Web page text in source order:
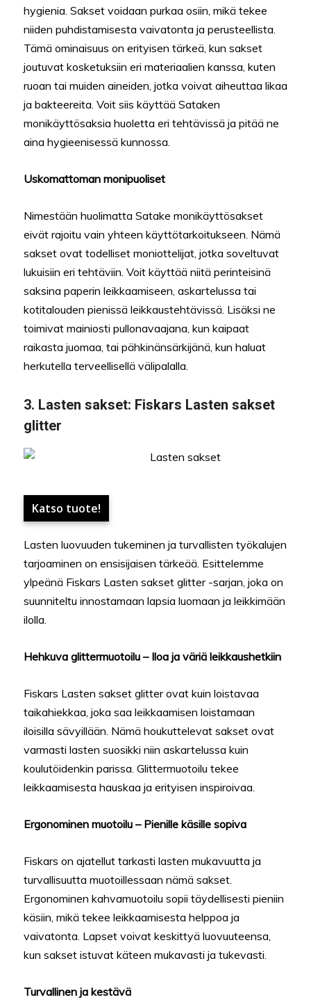
hygienia. Sakset voidaan purkaa osiin, mikä tekee
niiden puhdistamisesta vaivatonta ja perusteellista.
Tämä ominaisuus on erityisen tärkeä, kun sakset
joutuvat kosketuksiin eri materiaalien kanssa, kuten
ruoan tai muiden aineiden, jotka voivat aiheuttaa likaa
ja bakteereita. Voit siis käyttää Sataken
monikäyttösaksia huoletta eri tehtävissä ja pitää ne
aina hygieenisessä kunnossa.
Uskomattoman monipuoliset
Nimestään huolimatta Satake monikäyttösakset
eivät rajoitu vain yhteen käyttötarkoitukseen. Nämä
sakset ovat todelliset moniottelijat, jotka soveltuvat
lukuisiin eri tehtäviin. Voit käyttää niitä perinteisinä
saksina paperin leikkaamiseen, askartelussa tai
kotitalouden pienissä leikkaustehtävissä. Lisäksi ne
toimivat mainiosti pullonavaajana, kun kaipaat
raikasta juomaa, tai pähkinänsärkijänä, kun haluat
herkutella terveellisellä välipalalla.
3. Lasten sakset: Fiskars Lasten sakset
glitter
Katso tuote!
Lasten luovuuden tukeminen ja turvallisten työkalujen
tarjoaminen on ensisijaisen tärkeää. Esittelemme
ylpeänä Fiskars Lasten sakset glitter -sarjan, joka on
suunniteltu innostamaan lapsia luomaan ja leikkimään
ilolla.
Hehkuva glittermuotoilu – Iloa ja väriä leikkaushetkiin
Fiskars Lasten sakset glitter ovat kuin loistavaa
taikahiekkaa, joka saa leikkaamisen loistamaan
iloisilla sävyillään. Nämä houkuttelevat sakset ovat
varmasti lasten suosikki niin askartelussa kuin
koulutöidenkin parissa. Glittermuotoilu tekee
leikkaamisesta hauskaa ja erityisen inspiroivaa.
Ergonominen muotoilu – Pienille käsille sopiva
Fiskars on ajatellut tarkasti lasten mukavuutta ja
turvallisuutta muotoillessaan nämä sakset.
Ergonominen kahvamuotoilu sopii täydellisesti pieniin
käsiin, mikä tekee leikkaamisesta helppoa ja
vaivatonta. Lapset voivat keskittyä luovuuteensa,
kun sakset istuvat käteen mukavasti ja tukevasti.
Turvallinen ja kestävä